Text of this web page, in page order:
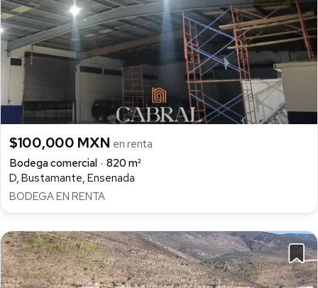
$100,000 MXN en renta
Bodega comercial
820 m²
D, Bustamante, Ensenada
BODEGA EN RENTA